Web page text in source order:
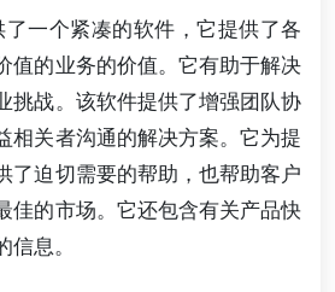
一个紧凑的软件，它提供了各
值的业务的价值。它有助于解决
挑战。该软件提供了增强团队协
相关者沟通的解决方案。它为提
了迫切需要的帮助，也帮助客户
佳的市场。它还包含有关产品快
息。